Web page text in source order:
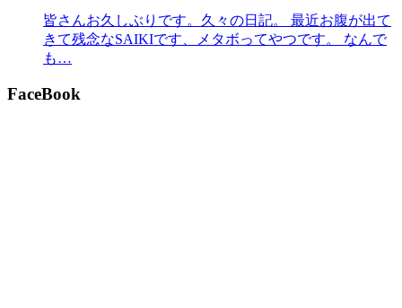
皆さんお久しぶりです。久々の日記。 最近お腹が出て
きて残念なSAIKIです、メタボってやつです。 なんで
も…
FaceBook